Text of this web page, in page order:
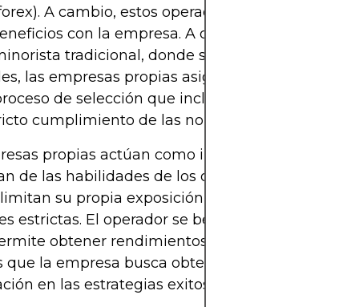
A cambio, estos operadores comparten
con la empresa. A diferencia del trading
tradicional, donde se opera con fondos
las empresas propias asignan capital a los
de selección que incluye un período de
cumplimiento de las normas de gestión de
propias actúan como intermediarios que se
de las habilidades de los operadores
su propia exposición mediante la
estrictas. El operador se beneficia de un
obtener rendimientos potencialmente
que la empresa busca obtener ganancias
en las estrategias exitosas de los operadores.